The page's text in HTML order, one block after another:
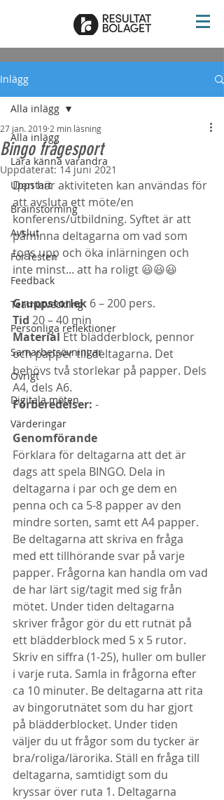
Inlägg
Alla inlägg
Lära känna varandra
Uppstart
Brainstorming
Avslut
För festen
Feedback
Teamutveckling
Personliga reflektioner
Samarbetsövningar
Övrigt
Digitala möten
Värderingar
Alla inlägg
Bingo frågesport
27 jan. 2019 2 min läsning
Uppdaterat:14 juni 2021
Den här aktiviteten kan användas för
att avsluta ett möte/en
konferens/utbildning. Syftet är att
påminna deltagarna om vad som
togs upp och öka inlärningen och
inte minst... att ha roligt 😃😃😃
Gruppstorlek 6 – 200 pers.
Tid 20 – 40 min
Material Ett blädderblock, pennor
och papper till deltagarna. Det
behövs två storlekar på papper. Dels
A4, dels A6.
Förberedelser: -
Genomförande
Förklara för deltagarna att det är
dags att spela BINGO. Dela in
deltagarna i par och ge dem en
penna och ca 5-8 papper av den
mindre sorten, samt ett A4 papper.
Be deltagarna att skriva en fråga
med ett tillhörande svar på varje
papper. Frågorna kan handla om vad
de har lärt sig/tagit med sig från
mötet. Under tiden deltagarna
skriver frågor gör du ett rutnät på
ett blädderblock med 5 x 5 rutor.
Skriv en siffra (1-25), huller om buller
i varje ruta. Samla in frågorna efter
ca 10 minuter. Be deltagarna att rita
av bingorutnätet som du har gjort
på blädderblocket. Under tiden
väljer du ut frågor som du tycker är
bra/roliga/lärorika. Ställ en fråga till
deltagarna, samtidigt som du
kryssar över ruta 1. Deltagarna